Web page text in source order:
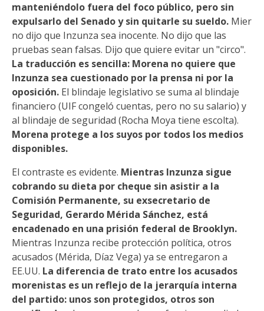
manteniéndolo fuera del foco público, pero sin
expulsarlo del Senado y sin quitarle su sueldo. Mier
no dijo que Inzunza sea inocente. No dijo que las
pruebas sean falsas. Dijo que quiere evitar un "circo".
La traducción es sencilla: Morena no quiere que
Inzunza sea cuestionado por la prensa ni por la
oposición. El blindaje legislativo se suma al blindaje
financiero (UIF congeló cuentas, pero no su salario) y
al blindaje de seguridad (Rocha Moya tiene escolta).
Morena protege a los suyos por todos los medios
disponibles.
El contraste es evidente. Mientras Inzunza sigue
cobrando su dieta por cheque sin asistir a la
Comisión Permanente, su exsecretario de
Seguridad, Gerardo Mérida Sánchez, está
encadenado en una prisión federal de Brooklyn.
Mientras Inzunza recibe protección política, otros
acusados (Mérida, Díaz Vega) ya se entregaron a
EE.UU. La diferencia de trato entre los acusados
morenistas es un reflejo de la jerarquía interna
del partido: unos son protegidos, otros son